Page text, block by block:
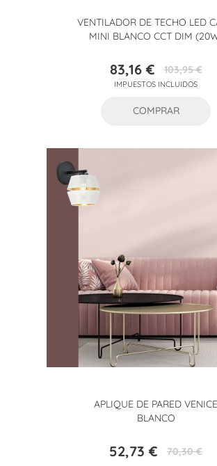
VENTILADOR DE TECHO LED
MINI BLANCO CCT DIM
Precio
83,16 € Precio
base
103,95 €
IMPUESTOS INCLUIDOS
COMPRAR
APLIQUE DE PARED VENICE
BLANCO
Precio
52,73 €Precio
70,30 €